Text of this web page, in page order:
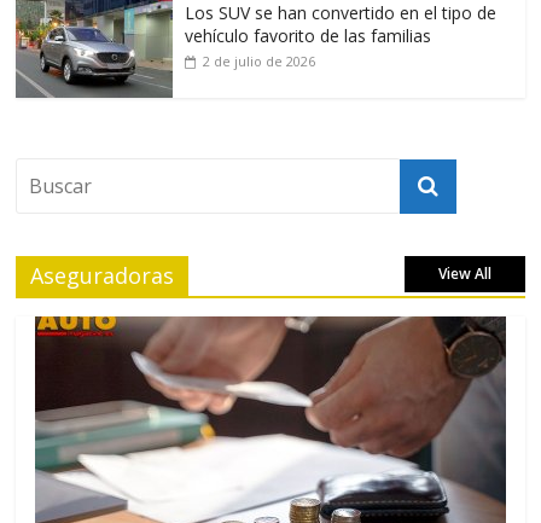
Los SUV se han convertido en el tipo de
vehículo favorito de las familias
2 de julio de 2026
Aseguradoras View All